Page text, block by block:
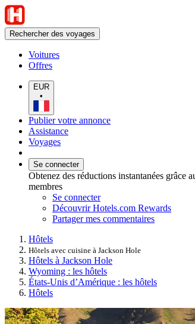
Rechercher des voyages
Voitures
Offres
EUR
•
Publier votre annonce
Assistance
Voyages
Se connecter
Obtenez des réductions instantanées grâce
membres
Se connecter
Découvrir Hotels.com Rewards
Partager mes commentaires
Hôtels
Hôtels avec cuisine à Jackson Hole
Hôtels à Jackson Hole
Wyoming : les hôtels
États-Unis d’Amérique : les hôtels
Hôtels